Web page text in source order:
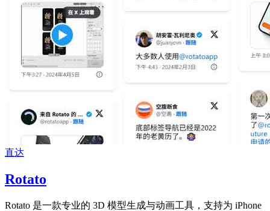
直达
Rotato
Rotato 是一款专业的 3D 模型生成与动画工具，支持为 iPhone